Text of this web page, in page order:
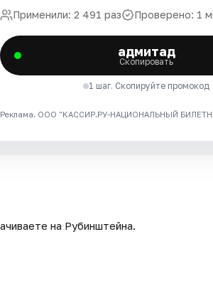
Применили: 2 491 раз Проверено: 1
адмитад
Скопировать
1 шаг. Скопируйте промокод
Реклама. ООО "КАССИР.РУ-НАЦИОНАЛЬНЫЙ
на Рубинштейна.